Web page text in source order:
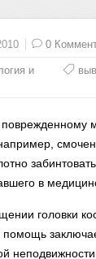
0
и
поврежденному
в
головки